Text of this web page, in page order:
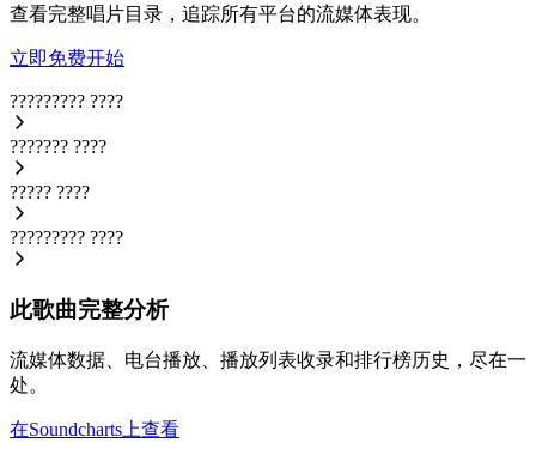
查看完整唱片目录，追踪所有平台的流媒体表现。
立即免费开始
????????? ????
??????? ????
????? ????
????????? ????
此歌曲完整分析
流媒体数据、电台播放、播放列表收录和排行榜历史，尽在一
处。
在Soundcharts上查看